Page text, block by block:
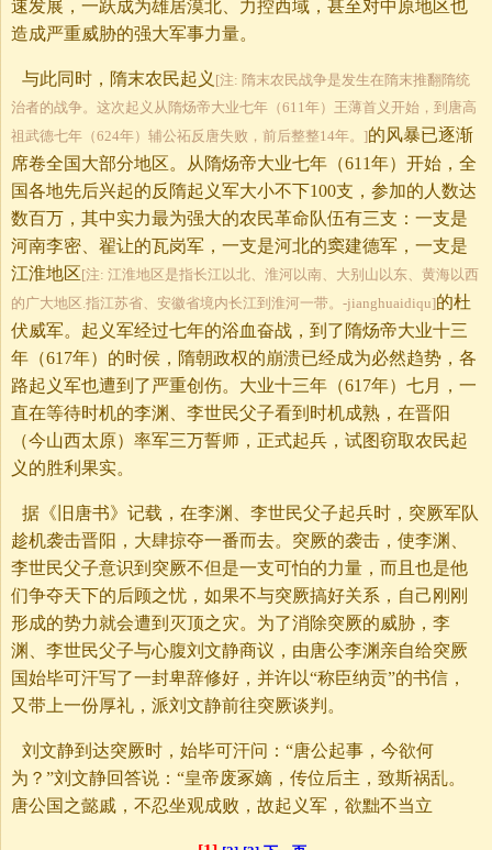
速发展，一跃成为雄居漠北、力控西域，甚至对中原地区也
造成严重威胁的强大军事力量。
与此同时，隋末农民起义 [注: 隋末农民战争是发生在隋末推翻隋统
治者的战争。这次起义从隋炀帝大业七年（611年）王薄首义开始，到唐高
祖武德七年（624年）辅公祏反唐失败，前后整整14年。]的风暴已逐渐
席卷全国大部分地区。从隋炀帝大业七年（611年）开始，全
国各地先后兴起的反隋起义军大小不下100支，参加的人数达
数百万，其中实力最为强大的农民革命队伍有三支：一支是
河南李密、翟让的瓦岗军，一支是河北的窦建德军，一支是
江淮地区[注: 江淮地区是指长江以北、淮河以南、大别山以东、黄海以西
的广大地区.指江苏省、安徽省境内长江到淮河一带。-jianghuaidiqu]的杜
伏威军。起义军经过七年的浴血奋战，到了隋炀帝大业十三
年（617年）的时侯，隋朝政权的崩溃已经成为必然趋势，各
路起义军也遭到了严重创伤。大业十三年（617年）七月，一
直在等待时机的李渊、李世民父子看到时机成熟，在晋阳
（今山西太原）率军三万誓师，正式起兵，试图窃取农民起
义的胜利果实。
据《旧唐书》记载，在李渊、李世民父子起兵时，突厥军队
趁机袭击晋阳，大肆掠夺一番而去。突厥的袭击，使李渊、
李世民父子意识到突厥不但是一支可怕的力量，而且也是他
们争夺天下的后顾之忧，如果不与突厥搞好关系，自己刚刚
形成的势力就会遭到灭顶之灾。为了消除突厥的威胁，李
渊、李世民父子与心腹刘文静商议，由唐公李渊亲自给突厥
国始毕可汗写了一封卑辞修好，并许以“称臣纳贡”的书信，
又带上一份厚礼，派刘文静前往突厥谈判。
刘文静到达突厥时，始毕可汗问：“唐公起事，今欲何
为？”刘文静回答说：“皇帝废冢嫡，传位后主，致斯祸乱。
唐公国之懿戚，不忍坐观成败，故起义军，欲黜不当立